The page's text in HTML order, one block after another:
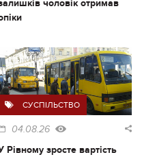
чоловік отримав
СУСПІЛЬСТВО
04.08.26
Рівному зросте вартість